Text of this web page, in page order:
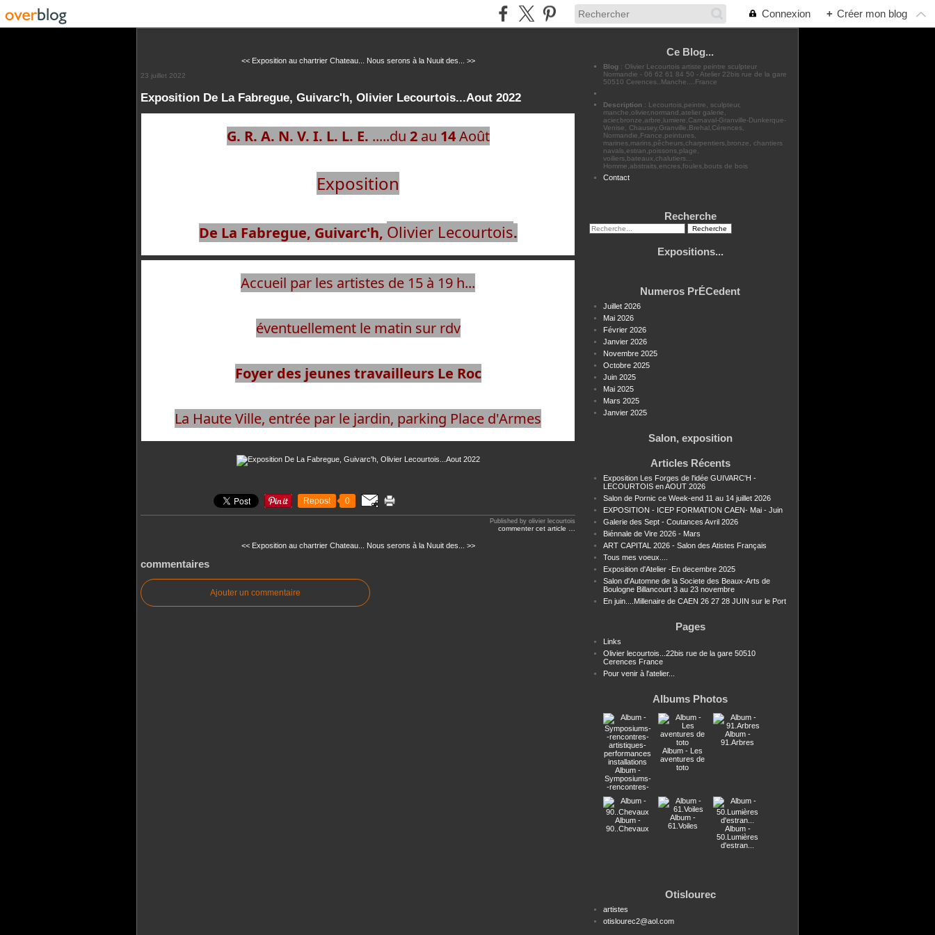
Connexion + Créer mon blog
<< Exposition au chartrier Chateau... Nous serons à la Nuuit des... >>
23 juillet 2022
Exposition De La Fabregue, Guivarc'h, Olivier Lecourtois...Aout 2022
G. R. A. N. V. I. L. L. E. .....du 2 au 14 Août
Exposition
De La Fabregue, Guivarc'h, Olivier Lecourtois.
Accueil par les artistes de 15 à 19 h...
éventuellement le matin sur rdv
Foyer des jeunes travailleurs Le Roc
La Haute Ville, entrée par le jardin, parking Place d'Armes
Repost 0
Published by olivier lecourtois
commenter cet article
<< Exposition au chartrier Chateau... Nous serons à la Nuuit des... >>
commentaires
Ajouter un commentaire
Ce Blog...
Blog : Olivier Lecourtois artiste peintre sculpteur
Normandie - 06 62 61 84 50 - Atelier 22bis rue de la gare
50510 Cerences..Manche....France
Description : Lecourtois,peintre, sculpteur,
manche,olivier,normand,atelier galerie,
acier,bronze,arbre,lumiere,Carnaval-Granville-Dunkerque-
Venise, Chausey,Granville,Brehal,Cérences,
Normandie,France,peintures,
marines,marins,pêcheurs,charpentiers,bronze, chantiers
navals,estran,poissons,plage,
voiliers,bateaux,chalutiers...
Homme,abstraits,encres,foules,bouts de bois
Contact
Recherche
Expositions...
Numeros PrÉCedent
Juillet 2026
Mai 2026
Février 2026
Janvier 2026
Novembre 2025
Octobre 2025
Juin 2025
Mai 2025
Mars 2025
Janvier 2025
Salon, exposition
Articles Récents
Exposition Les Forges de l'idée GUIVARC'H -
LECOURTOIS en AOUT 2026
Salon de Pornic ce Week-end 11 au 14 juillet 2026
EXPOSITION - ICEP FORMATION CAEN- Mai - Juin
Galerie des Sept - Coutances Avril 2026
Biénnale de Vire 2026 - Mars
ART CAPITAL 2026 - Salon des Atistes Français
Tous mes voeux....
Exposition d'Atelier -En decembre 2025
Salon d'Automne de la Societe des Beaux-Arts de
Boulogne Billancourt 3 au 23 novembre
En juin....Millenaire de CAEN 26 27 28 JUIN sur le Port
Pages
Links
Olivier lecourtois...22bis rue de la gare 50510
Cerences France
Pour venir à l'atelier...
Albums Photos
Album -
Symposiums-
-rencontres-
artistiques-
performances
installations
Album - Les
aventures de
toto
Album -
91.Arbres
Album -
90..Chevaux
Album -
61.Voiles
Album -
50.Lumières
d'estran...
Otislourec
artistes
otislourec2@aol.com